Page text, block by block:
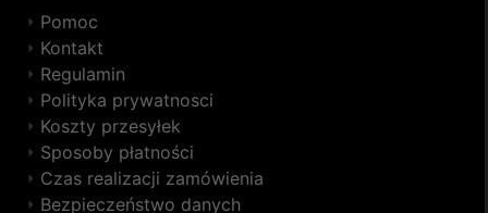
Pomoc
Kontakt
Regulamin
Polityka prywatnosci
Koszty przesyłek
Sposoby płatności
Czas realizacji zamówienia
Bezpieczeństwo danych